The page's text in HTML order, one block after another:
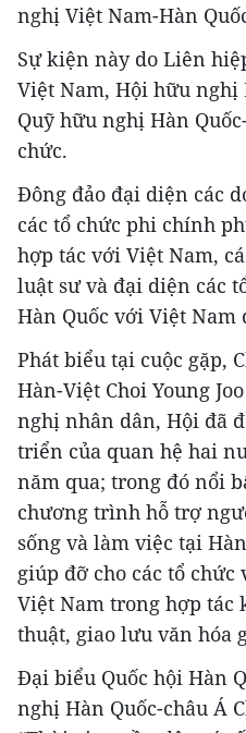
nghị Việt Nam-Hàn
Sự kiện này do Liên
Việt Nam, Hội hữu nghị
Quỹ hữu nghị Hàn
chức.
Đông đảo đại diện các
các tổ chức phi chính
hợp tác với Việt Nam,
luật sư và đại diện các
Hàn Quốc với Việt Nam
Phát biểu tại cuộc gặp,
Hàn-Việt Choi Young
nghị nhân dân, Hội đã
triển của quan hệ hai
năm qua; trong đó nổi
chương trình hỗ trợ
sống và làm việc tại
giúp đỡ cho các tổ chức
Việt Nam trong hợp tác
thuật, giao lưu văn hóa
Đại biểu Quốc hội Hàn
nghị Hàn Quốc-châu Á